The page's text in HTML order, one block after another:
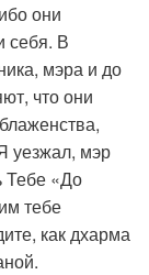
они
себя. В
мэра и до
что они
уезжал, мэр
Тебе «До
тебе
как дхарма